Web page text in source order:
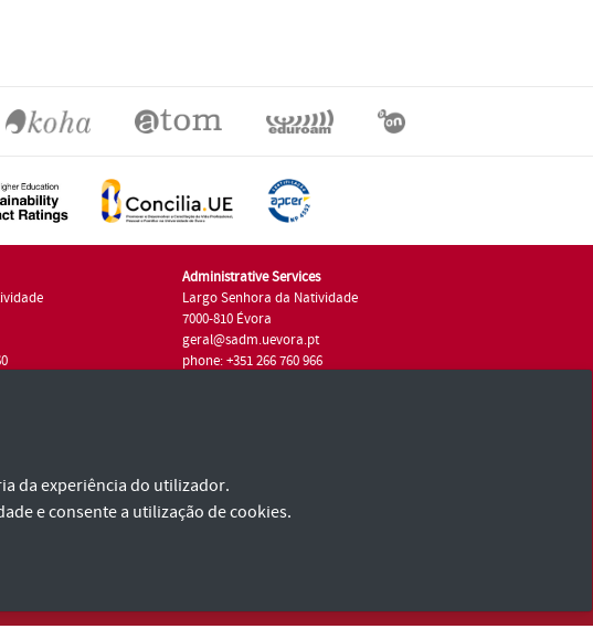
Administrative Services
Largo Senhora da Natividade
7000-810 Évora
geral@sadm.uevora.pt
phone: +351 266 760 966
da experiência do utilizador.
e consente a utilização de cookies.